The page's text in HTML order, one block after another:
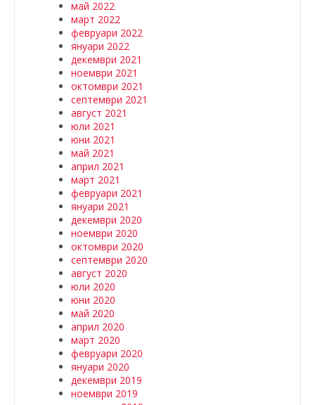
май 2022
март 2022
февруари 2022
януари 2022
декември 2021
ноември 2021
октомври 2021
септември 2021
август 2021
юли 2021
юни 2021
май 2021
април 2021
март 2021
февруари 2021
януари 2021
декември 2020
ноември 2020
октомври 2020
септември 2020
август 2020
юли 2020
юни 2020
май 2020
април 2020
март 2020
февруари 2020
януари 2020
декември 2019
ноември 2019